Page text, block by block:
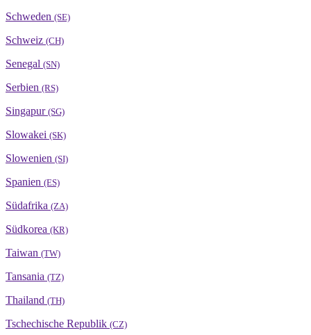
Schweden (SE)
Schweiz (CH)
Senegal (SN)
Serbien (RS)
Singapur (SG)
Slowakei (SK)
Slowenien (SI)
Spanien (ES)
Südafrika (ZA)
Südkorea (KR)
Taiwan (TW)
Tansania (TZ)
Thailand (TH)
Tschechische Republik (CZ)